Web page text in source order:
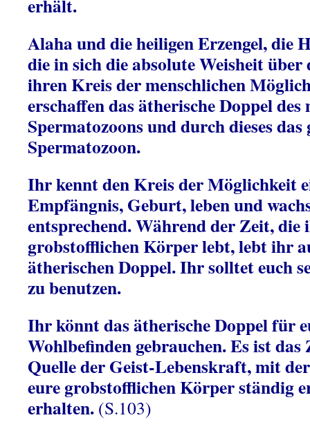
erhält.
Alaha und die heiligen Erzengel, die
die in sich die absolute Weisheit über
ihren Kreis der menschlichen
erschaffen das ätherische Doppel des
Spermatozoons und durch dieses
Spermatozoon.
Ihr kennt den Kreis der Möglichkeit
Empfängnis, Geburt, leben und
entsprechend. Während der Zeit, die
grobstofflichen Körper lebt, lebt ihr
ätherischen Doppel. Ihr solltet euch
zu benutzen.
Ihr könnt das ätherische Doppel für
Wohlbefinden gebrauchen. Es ist
Quelle der Geist-Lebenskraft, mit
eure grobstofflichen Körper ständig
erhalten. (S.103)